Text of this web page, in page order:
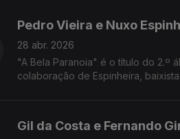
Pedro Vieira e Nuxo
28 abr. 2026
"A Bela Paranoia" é o título do 2.º
colaboração de Espinheira,
Gil da Costa e Fernando